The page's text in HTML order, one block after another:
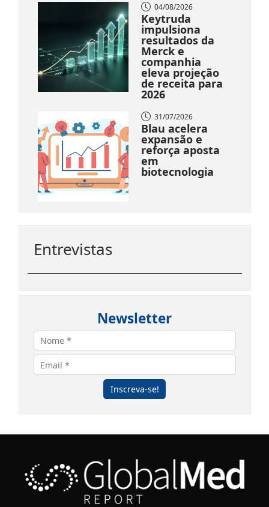
04/08/2026
Keytruda
impulsiona
resultados da
Merck e
companhia
eleva projeção
de receita para
2026
31/07/2026
Blau acelera
expansão e
reforça aposta
em
biotecnologia
Entrevistas
Newsletter
Inscreva-se!